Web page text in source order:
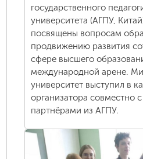
государственного
университета (АГПУ,
посвящены вопросам
продвижению развития
сфере высшего
международной арене.
университет выступил в
организатора совместно
партнёрами из АГПУ.